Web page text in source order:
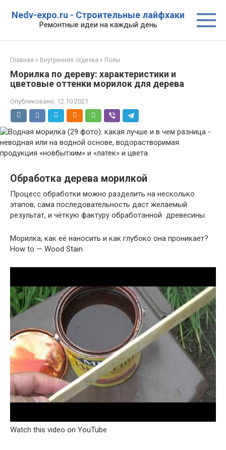
Nedv-expo.ru - Строительные лайфхаки
Ремонтные идеи на каждый день
Главная » Внутренняя отделка » Полы
Морилка по дереву: характеристики и
цветовые оттенки морилок для дерева
Опубликовано: 12.10.2021
Обработка дерева морилкой
Процесс обработки можно разделить на несколько
этапов, сама последовательность даст желаемый
результат, и чёткую фактуру обработанной древесины.
Морилка, как её наносить и как глубоко она проникает?
How to — Wood Stain
Watch this video on YouTube